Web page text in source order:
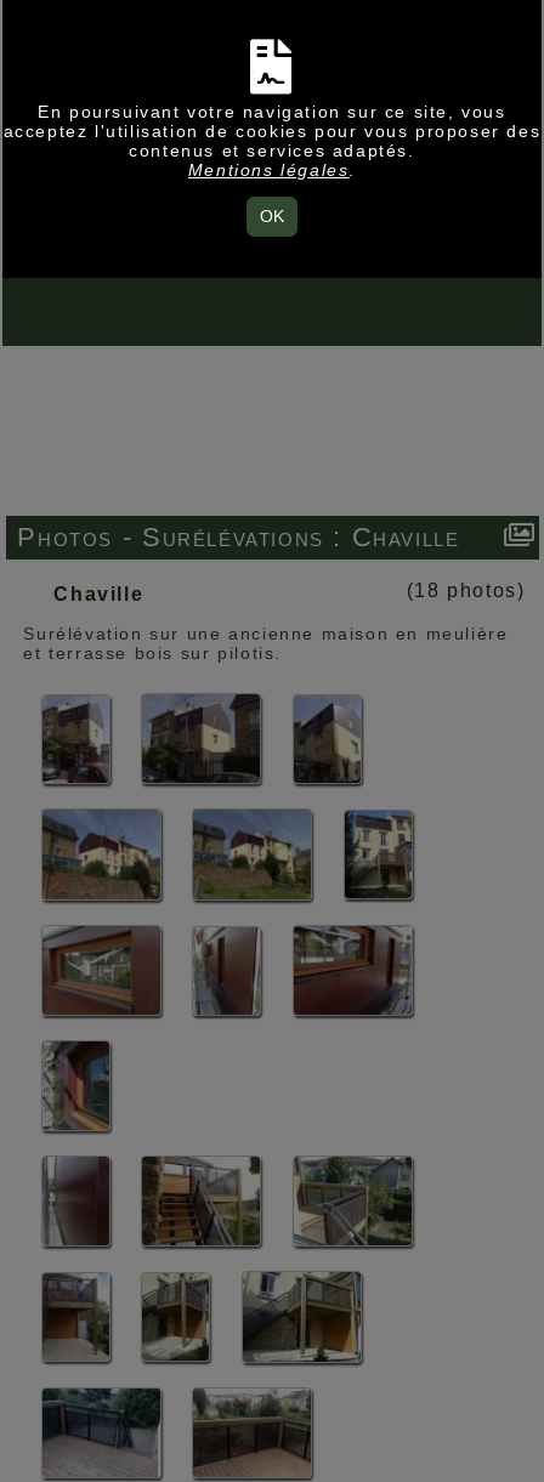
En poursuivant votre navigation sur ce site, vous
acceptez l'utilisation de cookies pour vous proposer des
contenus et services adaptés.
Mentions légales
OK
Photos - Surélévations : Chaville
Chaville (18 photos)
Surélévation sur une ancienne maison en meulière
et terrasse bois sur pilotis.